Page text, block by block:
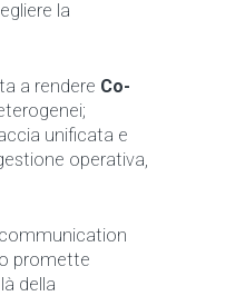
la
a rendere Co-
unificata e
operativa,
promette
della